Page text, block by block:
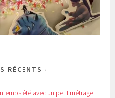
RÉCENTS
été avec un petit métrage